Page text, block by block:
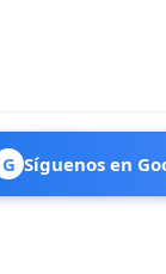
G Síguenos en